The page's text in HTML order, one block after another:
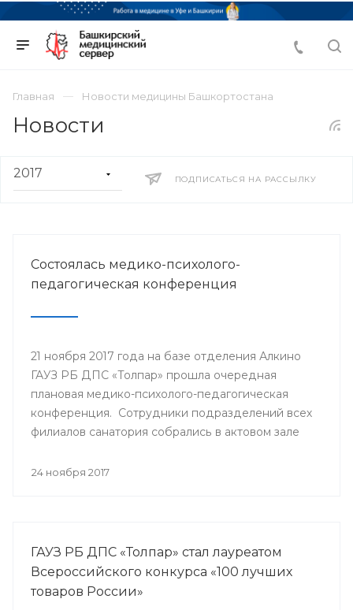
Главная Новости медицины Башкортостана
Новости
ПОДПИСАТЬСЯ НА РАССЫЛКУ
Состоялась медико-психолого-
педагогическая конференция
21 ноября 2017 года на базе отделения Алкино
ГАУЗ РБ ДПС «Толпар» прошла очередная
плановая медико-психолого-педагогическая
конференция. Сотрудники подразделений всех
филиалов санатория собрались в актовом зале
учреждения и подумать над оптимальными
24 ноября 2017
ГАУЗ РБ ДПС «Толпар» стал лауреатом
Всероссийского конкурса «100 лучших
товаров России»